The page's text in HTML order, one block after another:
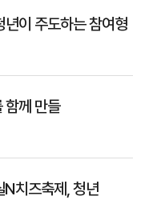
이 주도하는 참여형
함께 만들
치즈축제, 청년